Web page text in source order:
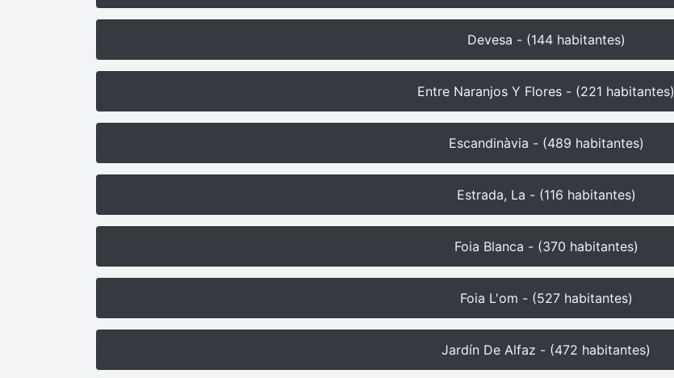
Devesa - (144 habitantes)
Entre Naranjos Y Flores - (221 habitantes)
Escandinàvia - (489 habitantes)
Estrada, La - (116 habitantes)
Foia Blanca - (370 habitantes)
Foia L'om - (527 habitantes)
Jardín De Alfaz - (472 habitantes)